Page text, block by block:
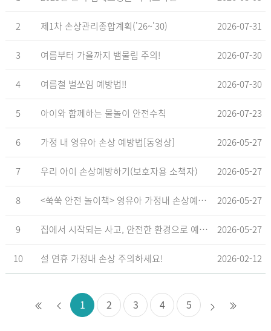
2 제1차 손상관리종합계획('26~'30) 2026-07-31
3 여름부터 가을까지 뱀물림 주의! 2026-07-30
4 여름철 벌쏘임 예방법!! 2026-07-30
5 아이와 함께하는 물놀이 안전수칙 2026-07-23
6 가정 내 영유아 손상 예방법[동영상] 2026-05-27
7 우리 아이 손상예방하기(보호자용 소책자) 2026-05-27
8 <쑥쑥 안전 놀이책> 영유아 가정내 손상예방_영유아 놀이형 교육 교재 2026-05-27
9 집에서 시작되는 사고, 안전한 환경으로 예방해요 2026-05-27
10 설 연휴 가정내 손상 주의하세요! 2026-02-12
1 2 3 4 5